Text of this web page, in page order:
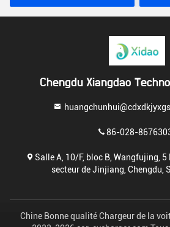
Chengdu Xiangdao
86-028-
Salle A, 10/F, bloc B, Wangfujing,
secteur de Jinjiang, Chengdu,
Chine Bonne qualité Chargeur de la